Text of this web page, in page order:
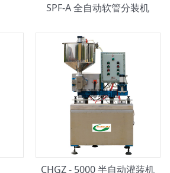
SPF-A 全自动软管分装机
CHGZ - 5000 半自动灌装机